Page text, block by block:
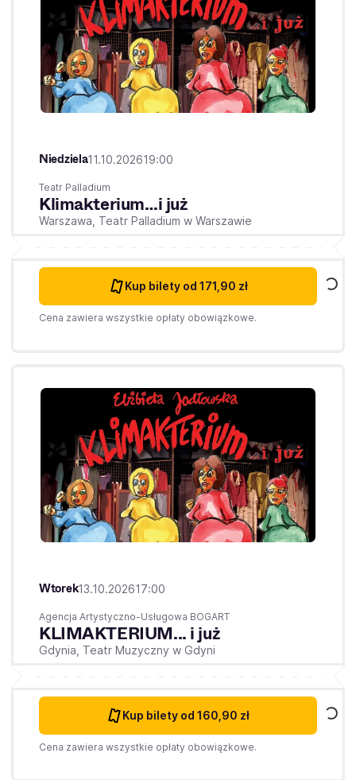
Niedziela11.10.202619:00
Teatr Palladium
Klimakterium…i już
Warszawa, Teatr Palladium w Warszawie
Kup bilety od 171,90 zł
Cena zawiera wszystkie opłaty obowiązkowe.
Wtorek13.10.202617:00
Agencja Artystyczno-Usługowa BOGART
KLIMAKTERIUM... i już
Gdynia, Teatr Muzyczny w Gdyni
Kup bilety od 160,90 zł
Cena zawiera wszystkie opłaty obowiązkowe.